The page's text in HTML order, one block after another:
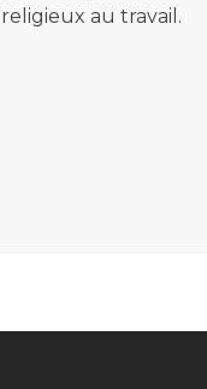
religieux au travail.